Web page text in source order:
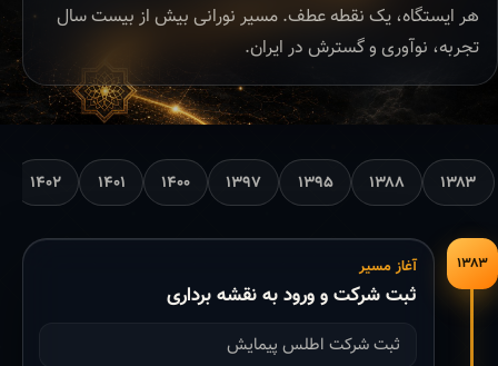
هر ایستگاه، یک نقطه عطف. مسیر نورانی بیش از بیست سال
تجربه، نوآوری و گسترش در ایران.
۱۳۸۳ ۱۳۸۸ ۱۳۹۵ ۱۳۹۷ ۱۴۰۰ ۱۴۰۱ ۱۴۰۲
۱۳۸۳ آغاز مسیر
ثبت شرکت و ورود به نقشه برداری
ثبت شرکت اطلس پیمایش